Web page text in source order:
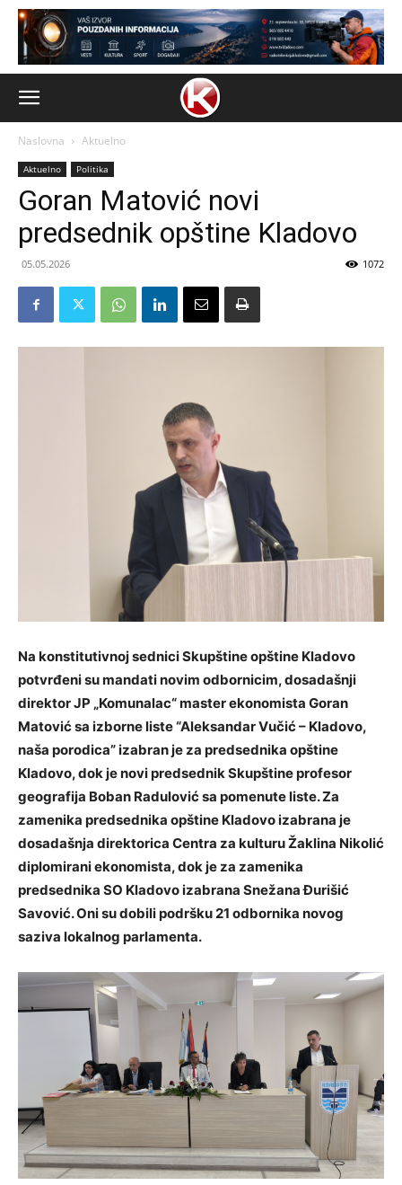
Naslovna Aktuelno
Aktuelno Politika
Goran Matović novi
predsednik opštine Kladovo
05.05.2026 1072
Na konstitutivnoj sednici Skupštine opštine Kladovo
potvrđeni su mandati novim odbornicim, dosadašnji
direktor JP „Komunalac“ master ekonomista Goran
Matović sa izborne liste “Aleksandar Vučić – Kladovo,
naša porodica” izabran je za predsednika opštine
Kladovo, dok je novi predsednik Skupštine profesor
geografija Boban Radulović sa pomenute liste. Za
zamenika predsednika opštine Kladovo izabrana je
dosadašnja direktorica Centra za kulturu Žaklina Nikolić
diplomirani ekonomista, dok je za zamenika
predsednika SO Kladovo izabrana Snežana Đurišić
Savović. Oni su dobili podršku 21 odbornika novog
saziva lokalnog parlamenta.